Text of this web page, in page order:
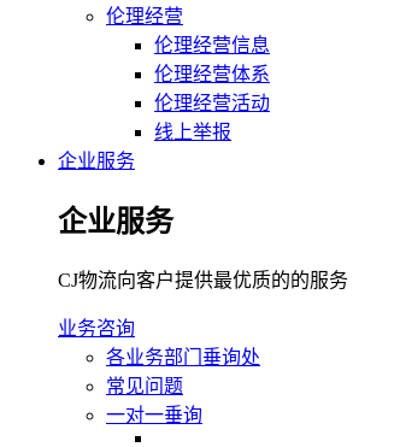
伦理经营
伦理经营信息
伦理经营体系
伦理经营活动
线上举报
企业服务
企业服务
CJ物流向客户提供最优质的的服务
业务咨询
各业务部门垂询处
常见问题
一对一垂询